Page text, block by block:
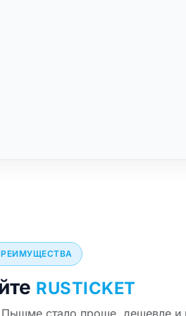
RUSTICKET
Пышме стало проще, дешевле и